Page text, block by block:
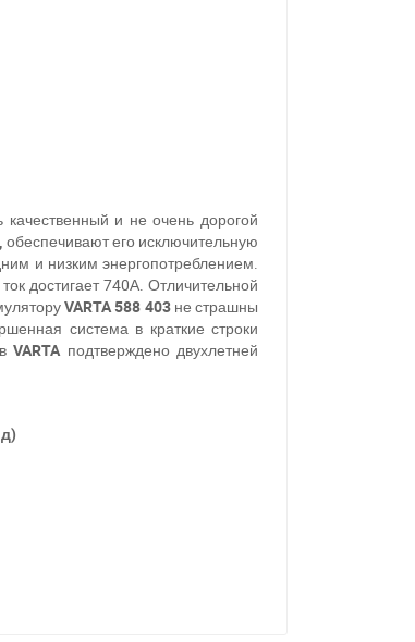
и не очень дорогой
обеспечивают его исключительную
и низким энергопотреблением.
достигает 740А. Отличительной
VARTA 588 403не страшны
система в краткие строки
VARTA подтверждено двухлетней